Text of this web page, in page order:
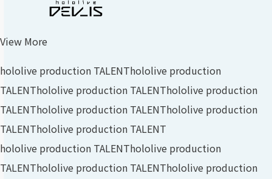
View More
hololive production TALENThololive production
TALENThololive production TALENThololive production
TALENThololive production TALENThololive production
TALENThololive production TALENT
hololive production TALENThololive production
TALENThololive production TALENThololive production